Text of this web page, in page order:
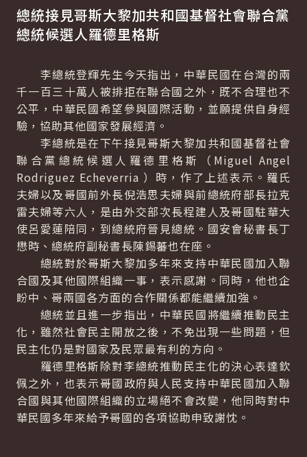
總統接見哥斯大黎加共和國基督社會聯合黨
總統候選人羅德里格斯
李總統登輝先生今天指出，中華民國在台灣的兩
千一百三十萬人被排拒在聯合國之外，既不合理也不
公平，中華民國希望參與國際活動，並願提供自身經
驗，協助其他國家發展經濟。
李總統是在下午接見哥斯大黎加共和國基督社會
聯合黨總統候選人羅德里格斯（Miguel Angel
Rodriguez Echeverria ）時，作了上述表示。羅氏
夫婦以及哥國前外長倪浩思夫婦與前總統府部長拉克
雷夫婦等六人，是由外交部次長程建人及哥國駐華大
使呂愛蓮陪同，到總統府晉見總統。國安會秘書長丁
懋時、總統府副秘書長陳錫蕃也在座。
總統對於哥斯大黎加多年來支持中華民國加入聯
合國及其他國際組織一事，表示感謝。同時，他也企
盼中、哥兩國各方面的合作關係都能繼續加強。
總統並且進一步指出，中華民國將繼續推動民主
化，雖然社會民主開放之後，不免出現一些問題，但
民主化仍是對國家及民眾最有利的方向。
羅德里格斯除對李總統推動民主化的決心表達欽
佩之外，也表示哥國政府與人民支持中華民國加入聯
合國與其他國際組織的立場絕不會改變，他同時對中
華民國多年來給予哥國的各項協助申致謝忱。